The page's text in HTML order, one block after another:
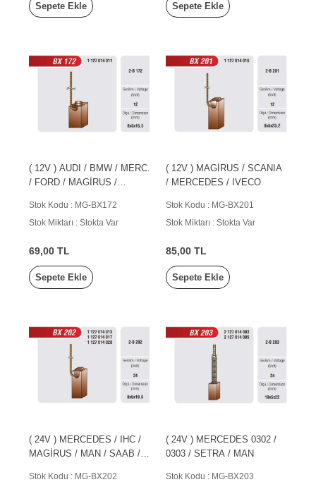
Sepete Ekle Sepete Ekle
( 12V ) AUDI / BMW / MERC.
/ FORD / MAGİRUS /
Stok Kodu : MG-BX172
Stok Miktarı : Stokta Var
69,00 TL
Sepete Ekle
( 12V ) MAGİRUS / SCANIA
/ MERCEDES / IVECO
Stok Kodu : MG-BX201
Stok Miktarı : Stokta Var
85,00 TL
Sepete Ekle
( 24V ) MERCEDES / IHC /
MAGİRUS / MAN / SAAB /
Stok Kodu : MG-BX202
( 24V ) MERCEDES 0302 /
0303 / SETRA / MAN
Stok Kodu : MG-BX203